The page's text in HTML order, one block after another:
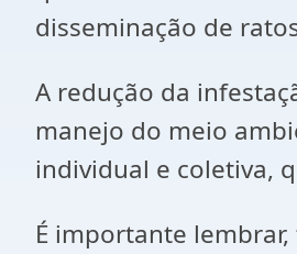
disseminação de
A redução da
manejo do meio
individual e coletiva,
É importante